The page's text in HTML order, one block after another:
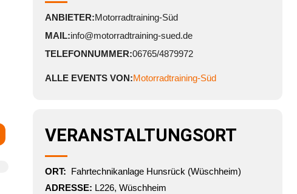
ANBIETER:Motorradtraining-Süd
MAIL:info@motorradtraining-sued.de
TELEFONNUMMER:06765/4879972
ALLE EVENTS VON:Motorradtraining-Süd
VERANSTALTUNGSORT
ORT: Fahrtechnikanlage Hunsrück (Wüschheim)
ADRESSE: L226, Wüschheim